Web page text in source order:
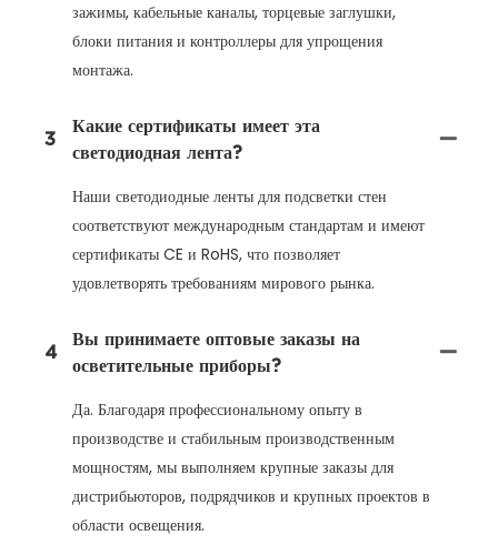
зажимы, кабельные каналы, торцевые заглушки,
блоки питания и контроллеры для упрощения
монтажа.
3
Какие сертификаты имеет эта
светодиодная лента?
Наши светодиодные ленты для подсветки стен
соответствуют международным стандартам и имеют
сертификаты CE и RoHS, что позволяет
удовлетворять требованиям мирового рынка.
4
Вы принимаете оптовые заказы на
осветительные приборы?
Да. Благодаря профессиональному опыту в
производстве и стабильным производственным
мощностям, мы выполняем крупные заказы для
дистрибьюторов, подрядчиков и крупных проектов в
области освещения.